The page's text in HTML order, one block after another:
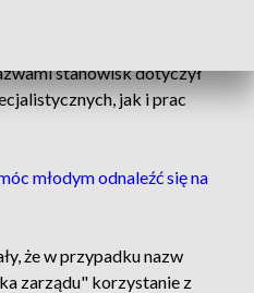
stanowisk dotyczył
jak i prac
młodym odnaleźć się na
że w przypadku nazw
zarządu" korzystanie z